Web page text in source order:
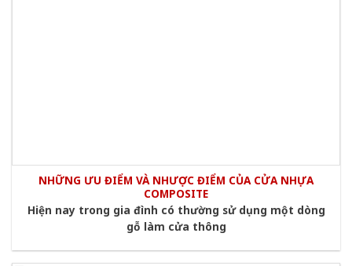
NHỮNG ƯU ĐIỂM VÀ NHƯỢC ĐIỂM CỦA CỬA NHỰA
COMPOSITE
Hiện nay trong gia đình có thường sử dụng một dòng
gỗ làm cửa thông